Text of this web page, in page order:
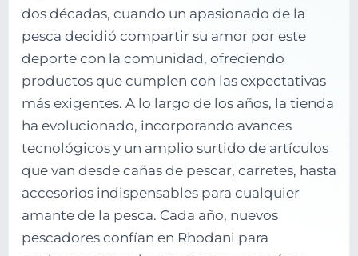
dos décadas, cuando un apasionado de la
pesca decidió compartir su amor por este
deporte con la comunidad, ofreciendo
productos que cumplen con las expectativas
más exigentes. A lo largo de los años, la tienda
ha evolucionado, incorporando avances
tecnológicos y un amplio surtido de artículos
que van desde cañas de pescar, carretes, hasta
accesorios indispensables para cualquier
amante de la pesca. Cada año, nuevos
pescadores confían en Rhodani para